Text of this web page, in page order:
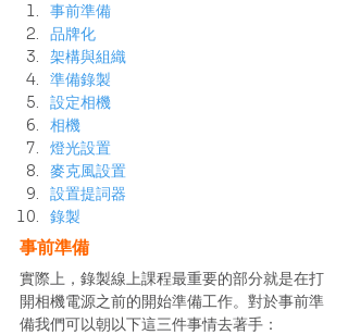
事前準備
品牌化
架構與組織
準備錄製
設定相機
相機
燈光設置
麥克風設置
設置提詞器
錄製
事前準備
實際上，錄製線上課程最重要的部分就是在打
開相機電源之前的開始準備工作。對於事前準
備我們可以朝以下這三件事情去著手：